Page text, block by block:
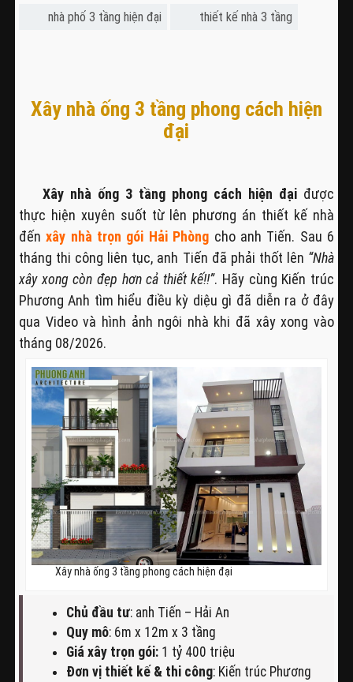
nhà phố 3 tầng hiện đại thiết kế nhà 3 tầng
Xây nhà ống 3 tầng phong cách hiện
đại
Xây nhà ống 3 tầng phong cách hiện đại được
thực hiện xuyên suốt từ lên phương án thiết kế nhà
đếnxây nhà trọn gói Hải Phòng cho anh Tiến. Sau 6
tháng thi công liên tục, anh Tiến đã phải thốt lên “Nhà
xây xong còn đẹp hơn cả thiết kế!!”. Hãy cùng Kiến trúc
Phương Anh tìm hiểu điều kỳ diệu gì đã diễn ra ở đây
qua Video và hình ảnh ngôi nhà khi đã xây xong vào
tháng 08/2026.
Xây nhà ống 3 tầng phong cách hiện đại
Chủ đầu tư: anh Tiến – Hải An
Quy mô: 6m x 12m x 3 tầng
Giá xây trọn gói:1 tỷ 400 triệu
Đơn vị thiết kế & thi công: Kiến trúc Phương